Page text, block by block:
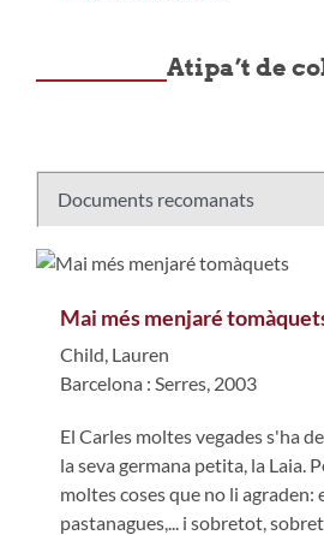
Atipa’t de
Documents recomanats
Mai més menjaré
Child, Lauren
Barcelona : Serres, 2003
El Carles moltes vegades s'ha
la seva germana petita, la Laia.
moltes coses que no li agraden:
pastanagues,... i sobretot,